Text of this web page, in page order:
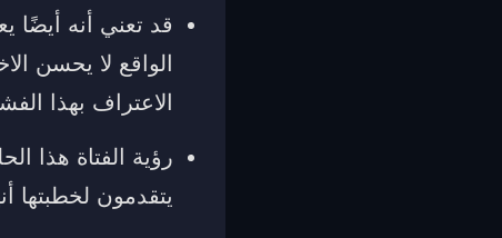
قد تعني أنه أيضًا
الواقع لا يحسن
الاعتراف بهذا
رؤية الفتاة هذا
يتقدمون لخطبتها